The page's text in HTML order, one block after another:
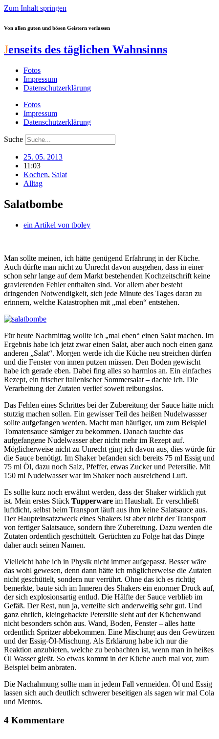
Zum Inhalt springen
Von allen guten und bösen Geistern verlassen
Jenseits des täglichen Wahnsinns
Fotos
Impressum
Datenschutzerklärung
Fotos
Impressum
Datenschutzerklärung
Suche
25. 05. 2013
11:03
Kochen, Salat
Alltag
Salatbombe
ein Artikel von tboley
Man sollte meinen, ich hätte genügend Erfahrung in der Küche.
Auch dürfte man nicht zu Unrecht davon ausgehen, dass in einer
schon sehr lange auf dem Markt bestehenden Kochzeitschrift keine
gravierenden Fehler enthalten sind. Vor allem aber besteht
dringenden Notwendigkeit, sich jede Minute des Tages daran zu
erinnern, welche Katastrophen mit „mal eben“ entstehen.
Für heute Nachmittag wollte ich „mal eben“ einen Salat machen. Im
Ergebnis habe ich jetzt zwar einen Salat, aber auch noch einen ganz
anderen „Salat“. Morgen werde ich die Küche neu streichen dürfen
und die Fenster von innen putzen müssen. Den Boden gewischt
habe ich gerade eben. Dabei fing alles so harmlos an. Ein einfaches
Rezept, ein frischer italienischer Sommersalat – dachte ich. Die
Verarbeitung der Zutaten verlief soweit reibungslos.
Das Fehlen eines Schrittes bei der Zubereitung der Sauce hätte mich
stutzig machen sollen. Ein gewisser Teil des heißen Nudelwassser
sollte aufgefangen werden. Macht man häufiger, um zum Beispiel
Tomatensauce sämiger zu bekommen. Danach tauchte das
aufgefangene Nudelwasser aber nicht mehr im Rezept auf.
Möglicherweise nicht zu Unrecht ging ich davon aus, dies würde für
die Sauce benötigt. Im Shaker befanden sich bereits 75 ml Essig und
75 ml Öl, dazu noch Salz, Pfeffer, etwas Zucker und Petersilie. Mit
150 ml Nudelwasser war im Shaker noch ausreichend Luft.
Es sollte kurz noch erwähnt werden, dass der Shaker wirklich gut
ist. Mein erstes Stück Tupperware im Haushalt. Er verschließt
luftdicht, selbst beim Transport läuft aus ihm keine Salatsauce aus.
Der Haupteinsatzzweck eines Shakers ist aber nicht der Transport
von fertiger Salatsauce, sondern ihre Zubereitung. Dazu werden die
Zutaten ordentlich geschüttelt. Gerüchten zu Folge hat das Dinge
daher auch seinen Namen.
Vielleicht habe ich in Physik nicht immer aufgepasst. Besser wäre
das wohl gewesen, denn dann hätte ich möglicherweise die Zutaten
nicht geschüttelt, sondern nur verrührt. Ohne das ich es richtig
bemerkte, baute sich im Inneren des Shakers ein enormer Druck auf,
der sich explosionsartig entlud. Die Hälfte der Sauce verblieb im
Gefäß. Der Rest, nun ja, verteilte sich anderweitig sehr gut. Und
ganz ehrlich, kleingehackte Petersilie sieht auf der Küchenwand
nicht besonders schön aus. Wand, Boden, Fenster – alles hatte
ordentlich Spritzer abbekommen. Eine Mischung aus den Gewürzen
und der Essig-Öl-Mischung. Als Erklärung habe ich nur die
Reaktion anzubieten, welche zu beobachten ist, wenn man in heißes
Öl Wasser gießt. So etwas kommt in der Küche auch mal vor, zum
Beispiel beim anbraten.
Die Nachahmung sollte man in jedem Fall vermeiden. Öl und Essig
lassen sich auch deutlich schwerer beseitigen als sagen wir mal Cola
und Mentos.
4 Kommentare